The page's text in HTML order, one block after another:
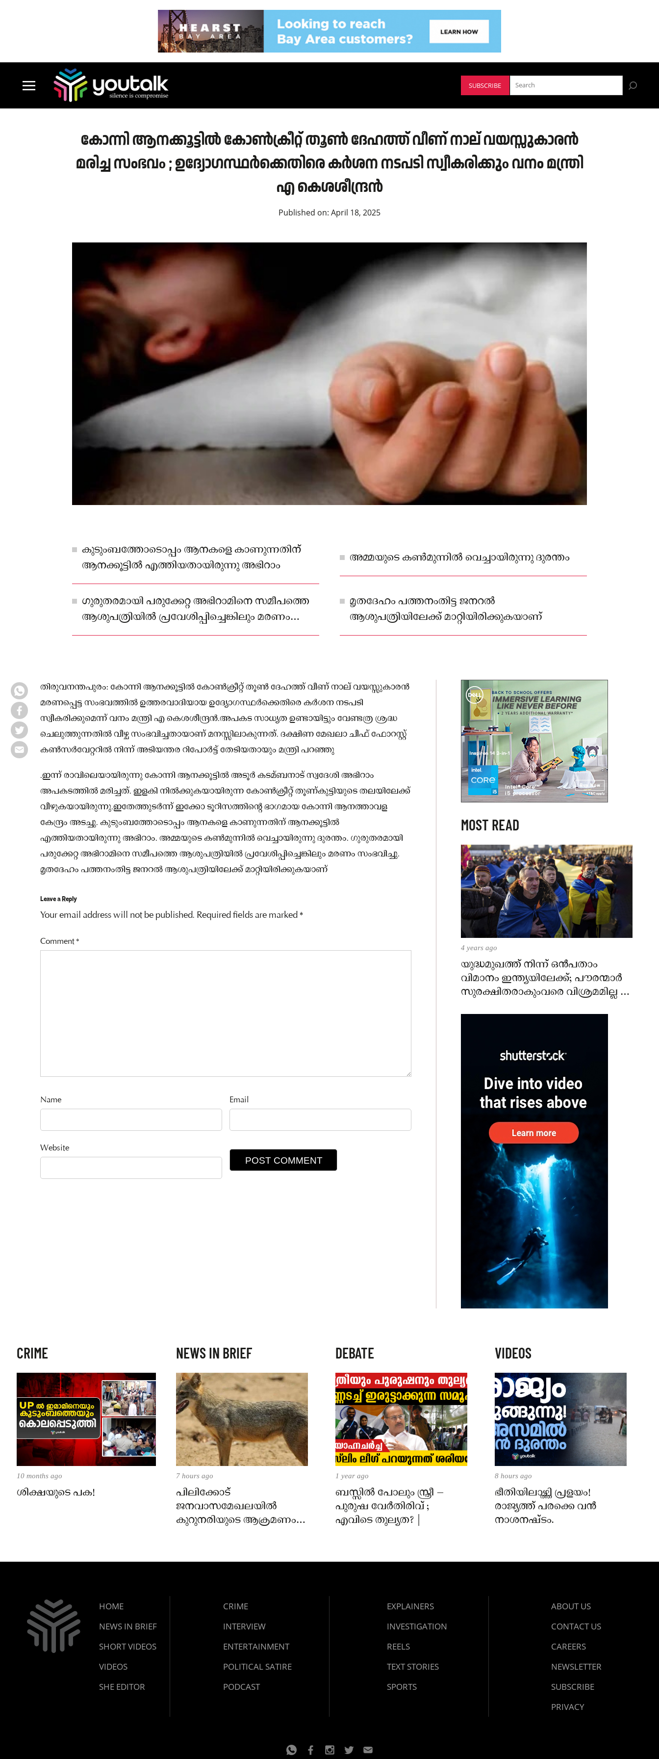
SUBSCRIBE
കോന്നി ആനക്കൂട്ടിൽ കോൺക്രീറ്റ് തൂൺ ദേഹത്ത് വീണ് നാല് വയസ്സുകാരൻ
മരിച്ച സംഭവo ; ഉദ്യോഗസ്ഥർക്കെതിരെ കർശന നടപടി സ്വീകരിക്കുo വനം മന്ത്രി
എ കെശശീന്ദ്രൻ
Published on: April 18, 2025
കുടുംബത്തോടൊപ്പം ആനകളെ കാണുന്നതിന്
ആനക്കൂട്ടിൽ എത്തിയതായിരുന്നു അഭിറാം
അമ്മയുടെ കൺമുന്നിൽ വെച്ചായിരുന്നു ദുരന്തം
ഗുരുതരമായി പരുക്കേറ്റ അഭിറാമിനെ സമീപത്തെ
ആശുപത്രിയിൽ പ്രവേശിപ്പിച്ചെങ്കിലും മരണം
സംഭവിച്ചു
മൃതദേഹം പത്തനംതിട്ട ജനറൽ
ആശുപത്രിയിലേക്ക് മാറ്റിയിരിക്കുകയാണ്
തിരുവനന്തപുരം: കോന്നി ആനക്കൂട്ടിൽ കോൺക്രീറ്റ് തൂൺ ദേഹത്ത് വീണ് നാല് വയസ്സുകാരൻ
മരണപ്പെട്ട സംഭവത്തിൽ ഉത്തരവാദിയായ ഉദ്യോഗസ്ഥർക്കെതിരെ കർശന നടപടി
സ്വീകരിക്കുമെന്ന് വനം മന്ത്രി എ കെശശീന്ദ്രൻ.അപകട സാധ്യത ഉണ്ടായിട്ടും വേണ്ടത്ര ശ്രദ്ധ
ചെലുത്തുന്നതിൽ വീഴ്ച സംഭവിച്ചതായാണ് മനസ്സിലാകുന്നത്. ദക്ഷിണ മേഖലാ ചീഫ് ഫോറസ്റ്റ്
കൺസർവേറ്ററിൽ നിന്ന് അടിയന്തര റിപോർട്ട് തേടിയതായും മന്ത്രി പറഞ്ഞു
.ഇന്ന് രാവിലെയായിരുന്നു കോന്നി ആനക്കൂട്ടിൽ അടൂർ കടമ്ബനാട് സ്വദേശി അഭിറാം
അപകടത്തിൽ മരിച്ചത്. ഇളകി നിൽക്കുകയായിരുന്ന കോൺക്രീറ്റ് തൂണ്കുട്ടിയുടെ തലയിലേക്ക്
വീഴുകയായിരുന്നു.ഇതേത്തുടർന്ന് ഇക്കോ ടൂറിസത്തിന്റെ ഭാഗമായ കോന്നി ആനത്താവള
കേന്ദ്രം അടച്ചു. കുടുംബത്തോടൊപ്പം ആനകളെ കാണുന്നതിന് ആനക്കൂട്ടിൽ
എത്തിയതായിരുന്നു അഭിറാം. അമ്മയുടെ കൺമുന്നിൽ വെച്ചായിരുന്നു ദുരന്തം. ഗുരുതരമായി
പരുക്കേറ്റ അഭിറാമിനെ സമീപത്തെ ആശുപത്രിയിൽ പ്രവേശിപ്പിച്ചെങ്കിലും മരണം സംഭവിച്ചു.
മൃതദേഹം പത്തനംതിട്ട ജനറൽ ആശുപത്രിയിലേക്ക് മാറ്റിയിരിക്കുകയാണ്
Leave a Reply
Your email address will not be published. Required fields are marked*
Comment*
Name Email
Website
MOST READ
4 years ago
യുദ്ധമുഖത്ത് നിന്ന് ഒൻപതാം
വിമാനം ഇന്ത്യയിലേക്ക്; പൗരന്മാർ
സുരക്ഷിതരാകുംവരെ വിശ്രമമില്ല –
CRIME
10 months ago
ശിക്ഷയുടെ പക!
NEWS IN BRIEF
7 hours ago
പിലിക്കോട്
ജനവാസമേഖലയിൽ
കുറുനരിയുടെ ആക്രമണം;
പഞ്ചായത്ത്
DEBATE
1 year ago
ബസ്സിൽ പോലും സ്ത്രീ –
പുരുഷ വേർതിരിവ് ;
എവിടെ തുല്യത? |
VIDEOS
8 hours ago
ഭീതിയിലാഴ്ത്തി പ്രളയം!
രാജ്യത്ത് പരക്കെ വൻ
നാശനഷ്ടം.
HOME
NEWS IN BRIEF
SHORT VIDEOS
VIDEOS
SHE EDITOR
CRIME
INTERVIEW
ENTERTAINMENT
POLITICAL SATIRE
PODCAST
EXPLAINERS
INVESTIGATION
REELS
TEXT STORIES
SPORTS
ABOUT US
CONTACT US
CAREERS
NEWSLETTER
SUBSCRIBE
PRIVACY